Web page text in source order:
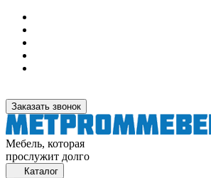
Заказать звонок
Мебель, которая
прослужит долго
Каталог